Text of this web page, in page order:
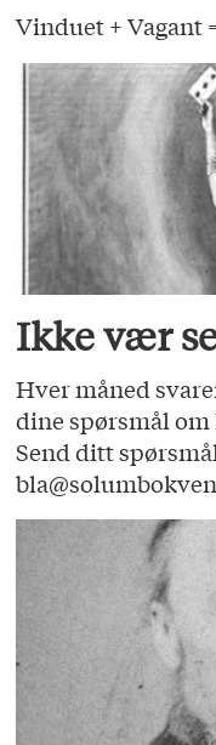
Vinduet + Vagant
Ikke vær
Hver måned
dine spørsmål
Send ditt